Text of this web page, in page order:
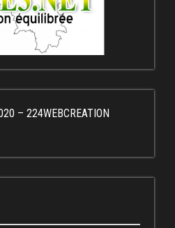
– 224WEBCREATION